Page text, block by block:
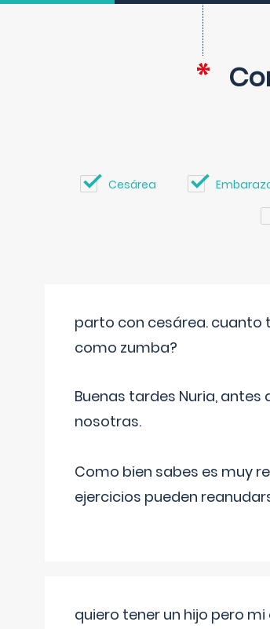
Cesárea
parto con cesárea. cuanto
como zumba?
Buenas tardes Nuria,
nosotras.
Como bien sabes es muy
ejercicios pueden
quiero tener un hijo pero